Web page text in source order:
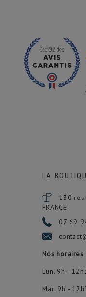
LA
130
FRANCE
07 69
Nos horaires
Lun. 9h -
Mar. 9h -